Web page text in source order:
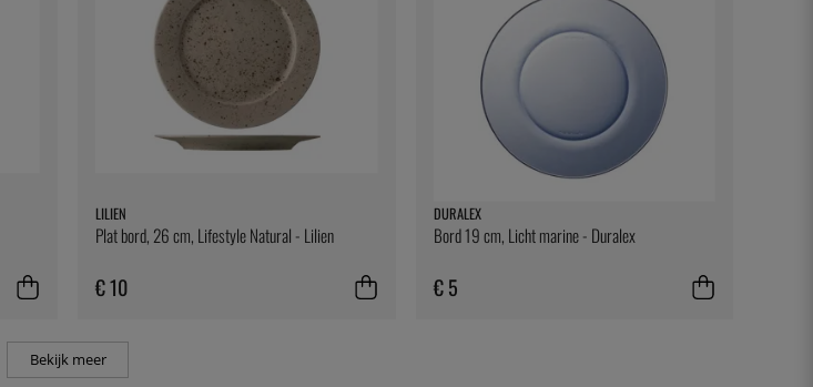
LILIEN
Plat bord, 26 cm, Lifestyle Natural - Lilien
€ 10
DURALEX
Bord 19 cm, Licht marine - Duralex
€ 5
Bekijk meer